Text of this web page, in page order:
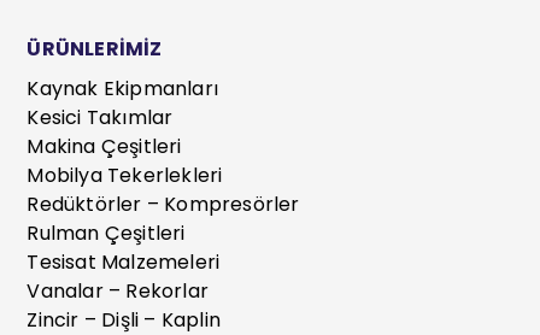
ÜRÜNLERİMİZ
Kaynak Ekipmanları
Kesici Takımlar
Makina Çeşitleri
Mobilya Tekerlekleri
Redüktörler – Kompresörler
Rulman Çeşitleri
Tesisat Malzemeleri
Vanalar – Rekorlar
Zincir – Dişli – Kaplin